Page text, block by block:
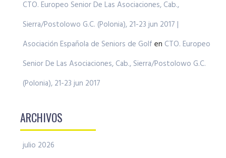
CTO. Europeo Senior De Las Asociaciones, Cab.,
Sierra/Postolowo G.C. (Polonia), 21-23 jun 2017 |
Asociación Española de Seniors de Golf en CTO. Europeo
Senior De Las Asociaciones, Cab., Sierra/Postolowo G.C.
(Polonia), 21-23 jun 2017
ARCHIVOS
julio 2026